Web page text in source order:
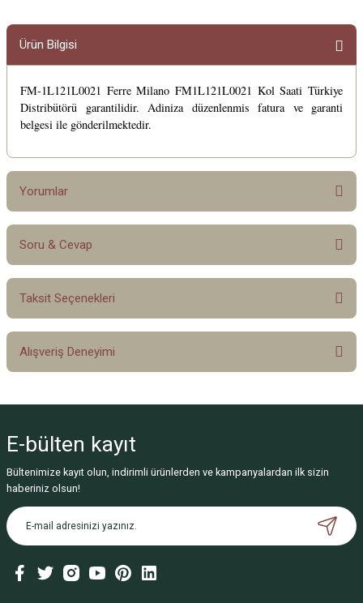
Ürün Bilgisi
FM-1L121L0021 Ferre Milano FM1L121L0021 Kol Saati Türkiye
Distribütörü garantilidir. Adiniza düzenlenmis fatura ve garanti
belgesi ile gönderilmektedir.
Yorumlar
Bu ürüne ilk yorumu siz yapın!
Soru & Cevap
Ürün hakkında henüz soru sorulmamış.
Taksit Seçenekleri
Alışveriş Deneyimi
Deneyimini Paylaş
E-bülten kayıt
Bültenimize kayıt olun, indirimli ürünlerden ve kampanyalardan ilk sizin
haberiniz olsun!